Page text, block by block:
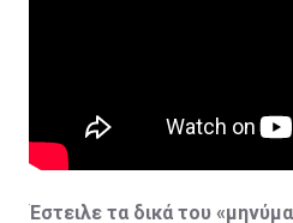
Έστειλε τα δικά του